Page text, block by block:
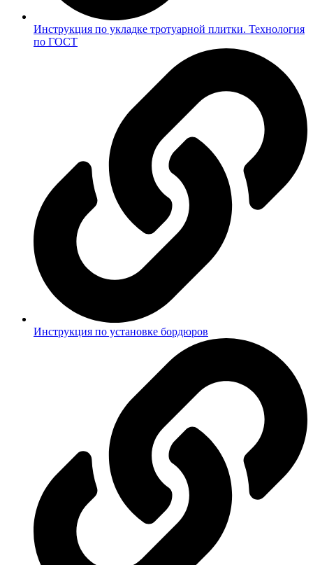
Инструкция по укладке тротуарной плитки. Технология
по ГОСТ
Инструкция по установке бордюров